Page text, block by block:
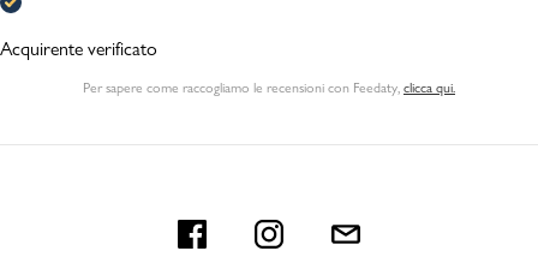
Acquirente verificato
Per sapere come raccogliamo le recensioni con Feedaty clicca qui.